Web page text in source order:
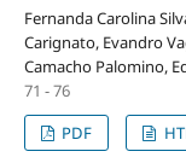
Fernanda Carolina
Carignato, Evandro
Camacho Palomino,
71 - 76
PDF